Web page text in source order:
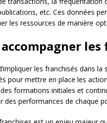
etc. Ces données
les ressources de manière
les
les franchisés dans
pour mettre en place les
formations initiales et
des performances de chaque